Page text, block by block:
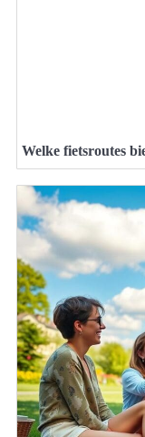
Welke fietsroutes